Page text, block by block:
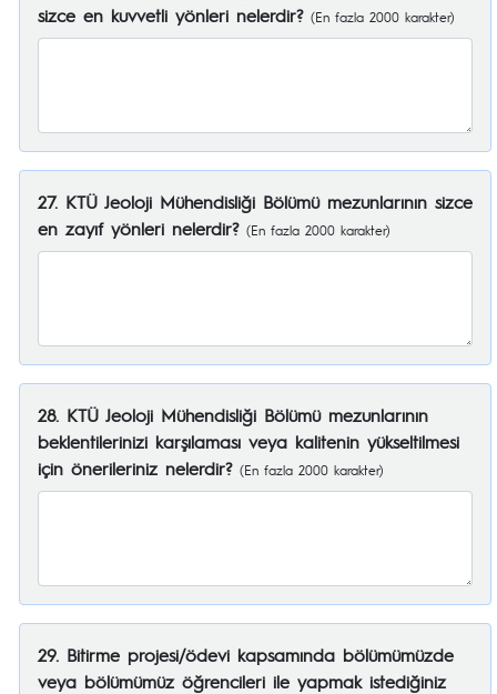
sizce en kuvvetli yönleri nelerdir? (En fazla 2000 karakter)
27. KTÜ Jeoloji Mühendisliği Bölümü mezunlarının sizce
en zayıf yönleri nelerdir? (En fazla 2000 karakter)
28. KTÜ Jeoloji Mühendisliği Bölümü mezunlarının
beklentilerinizi karşılaması veya kalitenin yükseltilmesi
için önerileriniz nelerdir? (En fazla 2000 karakter)
29. Bitirme projesi/ödevi kapsamında bölümümüzde
veya bölümümüz öğrencileri ile yapmak istediğiniz